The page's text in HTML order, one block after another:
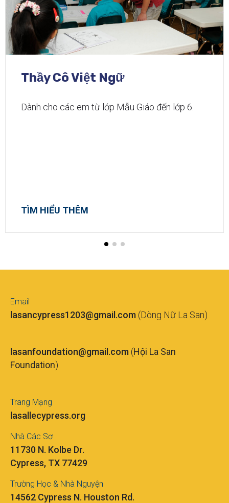
Thầy Cô Việt Ngữ
Dành cho các em từ lớp Mẫu Giáo đến lớp 6.
TÌM HIỂU THÊM
Email
lasancypress1203@gmail.com (Dòng Nữ La San)
lasanfoundation@gmail.com (Hội La San
Foundation)
Trang Mạng
lasallecypress.org
Nhà Các Sơ
11730 N. Kolbe Dr.
Cypress, TX 77429
Trường Học & Nhà Nguyện
14562 Cypress N. Houston Rd.